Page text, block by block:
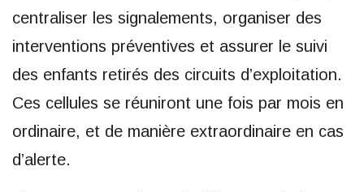
centraliser les signalements, organiser des
interventions préventives et assurer le suivi
des enfants retirés des circuits d’exploitation.
Ces cellules se réuniront une fois par mois en
ordinaire, et de manière extraordinaire en cas
d’alerte.